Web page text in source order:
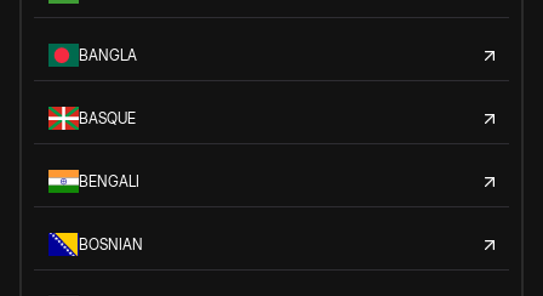
BANGLA
BASQUE
BENGALI
BOSNIAN